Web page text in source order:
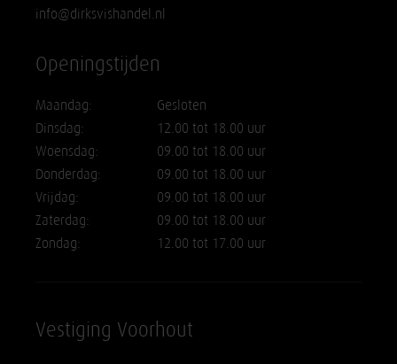
info@dirksvishandel.nl
Openingstijden
Maandag:
Gesloten
Dinsdag:
12.00 tot 18.00 uur
Woensdag:
09.00 tot 18.00 uur
Donderdag:
09.00 tot 18.00 uur
Vrijdag:
09.00 tot 18.00 uur
Zaterdag:
09.00 tot 18.00 uur
Zondag:
12.00 tot 17.00 uur
Vestiging Voorhout